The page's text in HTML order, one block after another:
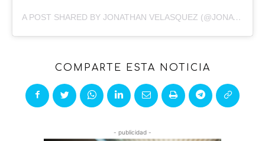
A POST SHARED BY JONATHAN VELASQUEZ (@JONATHAN_VELASQUEZ_RAMIREZ)
COMPARTE ESTA NOTICIA
- publicidad -